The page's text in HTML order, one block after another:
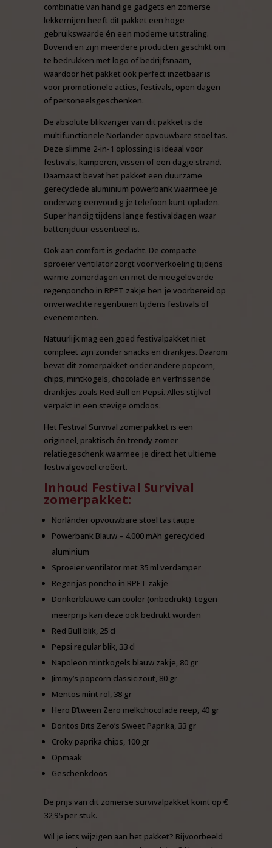
combinatie van handige gadgets en zomerse
lekkernijen heeft dit pakket een hoge
gebruikswaarde én een moderne uitstraling.
Bovendien zijn meerdere producten geschikt om
te bedrukken met logo of bedrijfsnaam,
waardoor het pakket ook perfect inzetbaar is
voor promotionele acties, festivals, open dagen
of personeelsgeschenken.
De absolute blikvanger van dit pakket is de
multifunctionele Norländer opvouwbare stoel tas.
Deze slimme 2-in-1 oplossing is ideaal voor
festivals, kamperen, vissen of een dagje strand.
Daarnaast bevat het pakket een duurzame
gerecyclede aluminium powerbank waarmee je
onderweg eenvoudig je telefoon kunt opladen.
Super handig tijdens lange festivaldagen waar
batterijduur essentieel is.
Ook aan comfort is gedacht. De compacte
sproeier ventilator zorgt voor verkoeling tijdens
warme zomerdagen en met de meegeleverde
regenponcho in RPET zakje ben je voorbereid op
onverwachte regenbuien tijdens festivals of
evenementen.
Natuurlijk mag een goed festivalpakket niet
compleet zijn zonder snacks en drankjes. Daarom
bevat dit zomerpakket onder andere popcorn,
chips, mintkogels, chocolade en verfrissende
drankjes zoals Red Bull en Pepsi. Alles stijlvol
verpakt in een stevige omdoos.
Het Festival Survival zomerpakket is een
origineel, praktisch én trendy zomer
relatiegeschenk waarmee je direct het ultieme
festivalgevoel creëert.
Inhoud Festival Survival
zomerpakket:
Norländer opvouwbare stoel tas taupe
Powerbank Blauw – 4.000 mAh gerecycled
aluminium
Sproeier ventilator met 35 ml verdamper
Regenjas poncho in RPET zakje
Donkerblauwe can cooler (onbedrukt): tegen
meerprijs kan deze ook bedrukt worden
Red Bull blik, 25 cl
Pepsi regular blik, 33 cl
Napoleon mintkogels blauw zakje, 80 gr
Jimmy’s popcorn classic zout, 80 gr
Mentos mint rol, 38 gr
Hero B’tween Zero melkchocolade reep, 40 gr
Doritos Bits Zero’s Sweet Paprika, 33 gr
Croky paprika chips, 100 gr
Opmaak
Geschenkdoos
De prijs van dit zomerse survivalpakket komt op €
32,95 per stuk.
Wil je iets wijzigen aan het pakket? Bijvoorbeeld